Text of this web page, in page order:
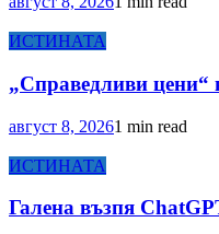
ИСТИНАТА
„Справедливи цени“
август 8, 20261 min read
ИСТИНАТА
Галена възпя